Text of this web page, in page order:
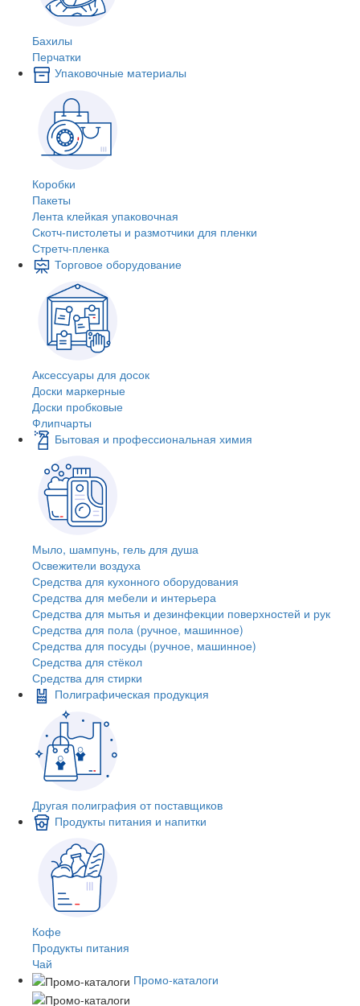
Бахилы
Перчатки
Упаковочные материалы
Коробки
Пакеты
Лента клейкая упаковочная
Скотч-пистолеты и размотчики для пленки
Стретч-пленка
Торговое оборудование
Аксессуары для досок
Доски маркерные
Доски пробковые
Флипчарты
Бытовая и профессиональная химия
Мыло, шампунь, гель для душа
Освежители воздуха
Средства для кухонного оборудования
Средства для мебели и интерьера
Средства для мытья и дезинфекции поверхностей и рук
Средства для пола (ручное, машинное)
Средства для посуды (ручное, машинное)
Средства для стёкол
Средства для стирки
Полиграфическая продукция
Другая полиграфия от поставщиков
Продукты питания и напитки
Кофе
Продукты питания
Чай
Промо-каталоги